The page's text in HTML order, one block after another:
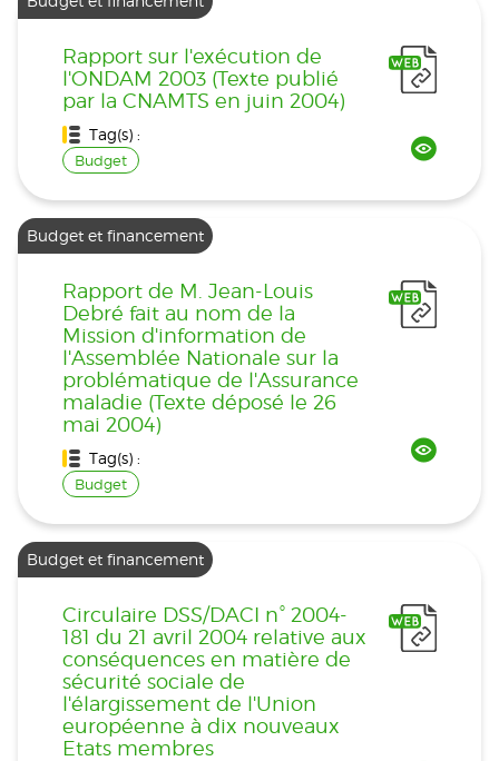
Rapport sur l'exécution de
l'ONDAM 2003 (Texte publié
par la CNAMTS en juin 2004)
Tag(s) :
Budget
Budget et financement
Rapport de M. Jean-Louis
Debré fait au nom de la
Mission d'information de
l'Assemblée Nationale sur la
problématique de l'Assurance
maladie (Texte déposé le 26
mai 2004)
Tag(s) :
Budget
Budget et financement
Circulaire DSS/DACI n° 2004-
181 du 21 avril 2004 relative aux
conséquences en matière de
sécurité sociale de
l'élargissement de l'Union
européenne à dix nouveaux
Etats membres